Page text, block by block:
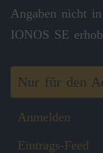
Angaben nicht
IONOS SE
Nur für den
Anmelden
Eintrags-Feed